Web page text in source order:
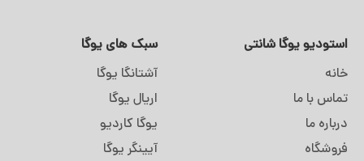
استودیو یوگا شانتی
خانه
تماس با ما
درباره ما
فروشگاه
سبک های یوگا
آشتانگا یوگا
اریال یوگا
یوگا کاردیو
آیینگر یوگا